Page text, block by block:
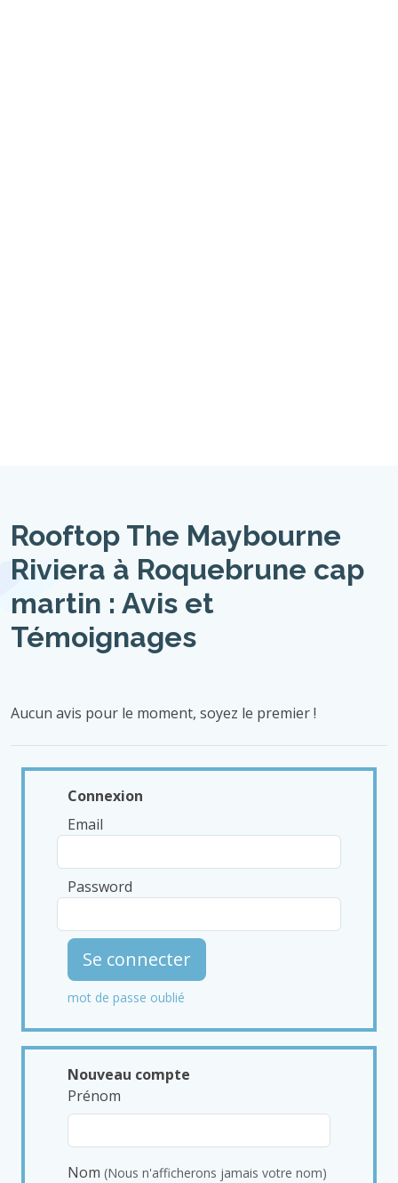
Rooftop The Maybourne
Riviera à Roquebrune cap
martin : Avis et
Témoignages
Aucun avis pour le moment, soyez le premier !
Connexion
Email
Password
Se connecter
mot de passe oublié
Nouveau compte
Prénom
Nom (Nous n'afficherons jamais votre nom)